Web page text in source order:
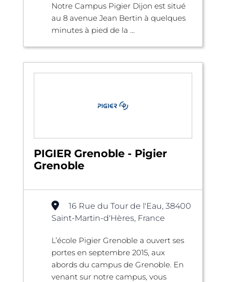
Notre Campus Pigier Dijon est situé
au 8 avenue Jean Bertin à quelques
minutes à pied de la ...
PIGIER Grenoble - Pigier
Grenoble
16 Rue du Tour de l'Eau, 38400
Saint-Martin-d'Hères, France
L’école Pigier Grenoble a ouvert ses
portes en septembre 2015, aux
abords du campus de Grenoble. En
venant sur notre campus, vous